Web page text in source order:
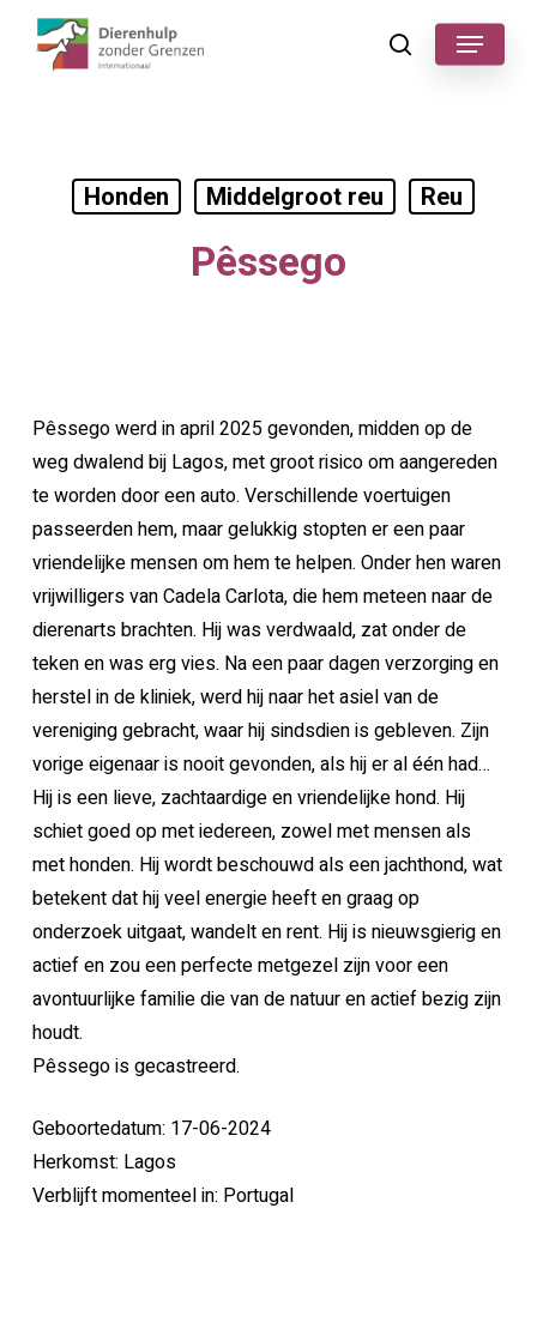
search
Menu
Honden Middelgroot reu Reu
Pêssego
Pêssego werd in april 2025 gevonden, midden op de
weg dwalend bij Lagos, met groot risico om aangereden
te worden door een auto. Verschillende voertuigen
passeerden hem, maar gelukkig stopten er een paar
vriendelijke mensen om hem te helpen. Onder hen waren
vrijwilligers van Cadela Carlota, die hem meteen naar de
dierenarts brachten. Hij was verdwaald, zat onder de
teken en was erg vies. Na een paar dagen verzorging en
herstel in de kliniek, werd hij naar het asiel van de
vereniging gebracht, waar hij sindsdien is gebleven. Zijn
vorige eigenaar is nooit gevonden, als hij er al één had…
Hij is een lieve, zachtaardige en vriendelijke hond. Hij
schiet goed op met iedereen, zowel met mensen als
met honden. Hij wordt beschouwd als een jachthond, wat
betekent dat hij veel energie heeft en graag op
onderzoek uitgaat, wandelt en rent. Hij is nieuwsgierig en
actief en zou een perfecte metgezel zijn voor een
avontuurlijke familie die van de natuur en actief bezig zijn
houdt.
Pêssego is gecastreerd.
Geboortedatum: 17-06-2024
Herkomst: Lagos
Verblijft momenteel in: Portugal